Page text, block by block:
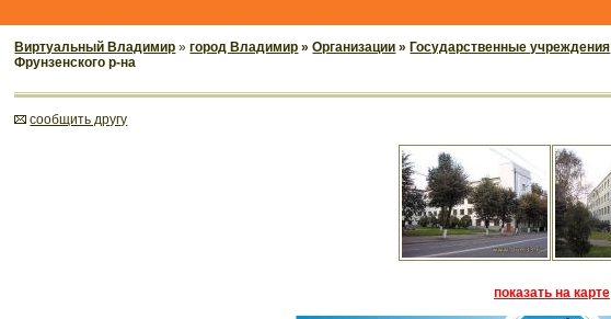
Виртуальный Владимир »город Владимир »Организации » Государственные учреждения
Фрунзенского р-на
cообщить другу
показать на карте